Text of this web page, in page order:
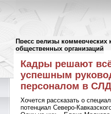
Пресс релизы коммерческих
общественных организаций
Пресс-релизы//
Кадры решают
успешным
персоналом в
Хочется рассказать о
потенциал Северо-